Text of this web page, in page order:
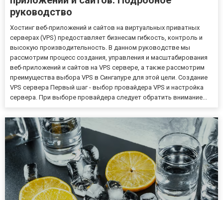
руководство
Хостинг веб-приложений и сайтов на виртуальных приватных
серверах (VPS) предоставляет бизнесам гибкость, контроль и
высокую производительность. В данном руководстве мы
рассмотрим процесс создания, управления и масштабирования
веб-приложений и сайтов на VPS сервере, а также рассмотрим
преимущества выбора VPS в Сингапуре для этой цели. Создание
VPS сервера Первый шаг - выбор провайдера VPS и настройка
сервера. При выборе провайдера следует обратить внимание...